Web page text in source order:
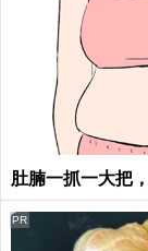
肚腩一抓一大把
PR